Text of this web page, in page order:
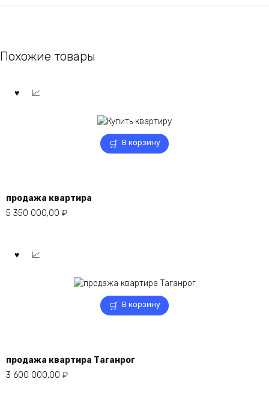
Похожие товары
В корзину
продажа квартира
5 350 000,00 ₽
В корзину
продажа квартира Таганрог
3 600 000,00 ₽